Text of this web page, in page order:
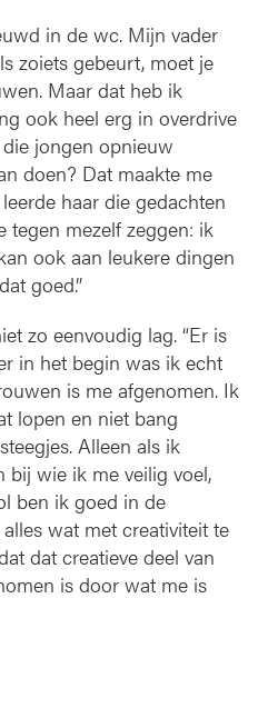
in de wc. Mijn vader
zoiets gebeurt, moet je
Maar dat heb ik
ook heel erg in overdrive
jongen opnieuw
doen? Dat maakte me
haar die gedachten
tegen mezelf zeggen: ik
ook aan leukere dingen
goed.”
zo eenvoudig lag. “Er is
in het begin was ik echt
is me afgenomen. Ik
lopen en niet bang
Alleen als ik
wie ik me veilig voel,
ben ik goed in de
wat met creativiteit te
dat creatieve deel van
is door wat me is